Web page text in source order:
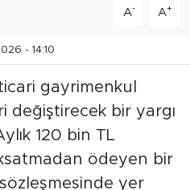
A- A+
- 14:10
gayrimenkul
değiştirecek bir yargı
120 bin TL
ödeyen bir
yer